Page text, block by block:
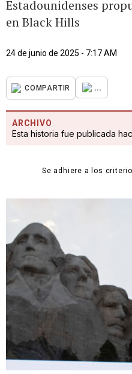
Estadounidenses
en Black Hills
24 de junio de 2025 - 7:17 AM
COMPARTIR ...
ARCHIVO
Esta historia fue publicada
Se adhiere a los